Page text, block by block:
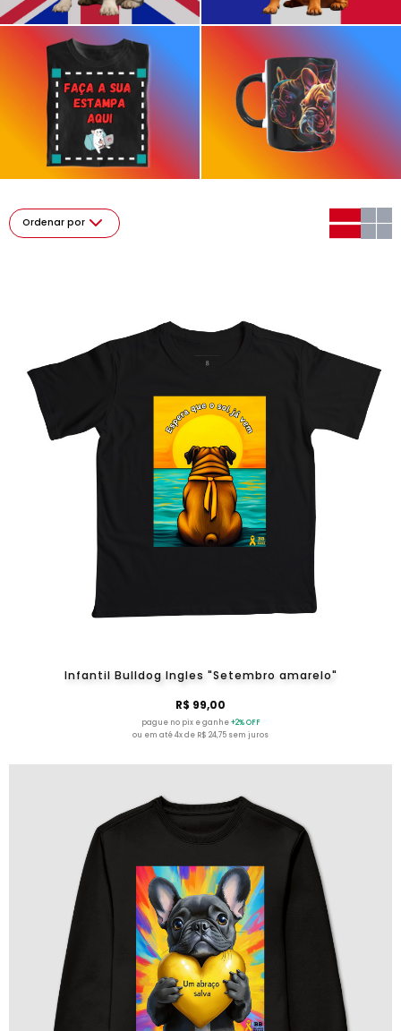
Ordenar por
Infantil Bulldog Ingles "Setembro amarelo"
R$ 99,00
pague no pix e ganhe+2% OFF
ou em até 4x de R$ 24,75 sem juros